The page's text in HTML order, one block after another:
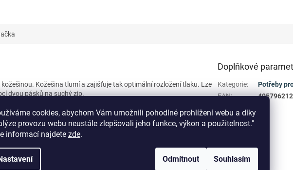
cookies, abychom Vám umožnili pohodlné prohlížení webu a díky
provozu webu neustále zlepšovali jeho funkce, výkon a použitelnost."
informací najdete zde.
Odmítnout Souhlasím
Kožešina tlumí a zajišťuje tak optimální rozložení tlaku. Lze
dvou pásků na suchý zip.
Doplňkové
Kategorie:
Potřeby
EAN: